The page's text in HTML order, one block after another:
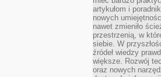
artykułom i
nowych
nawet zmieniło
przestrzenią, w
siebie. W
źródeł wiedzy
większe. Rozwój
oraz nowych